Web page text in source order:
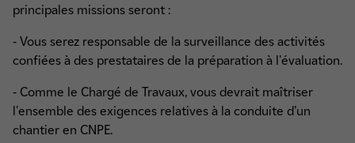
principales missions seront :
- Vous serez responsable de la surveillance des activités
confiées à des prestataires de la préparation à l'évaluation.
- Comme le Chargé de Travaux, vous devrait maîtriser
l'ensemble des exigences relatives à la conduite d’un
chantier en CNPE.